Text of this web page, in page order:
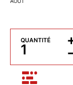
QUANTITÉ